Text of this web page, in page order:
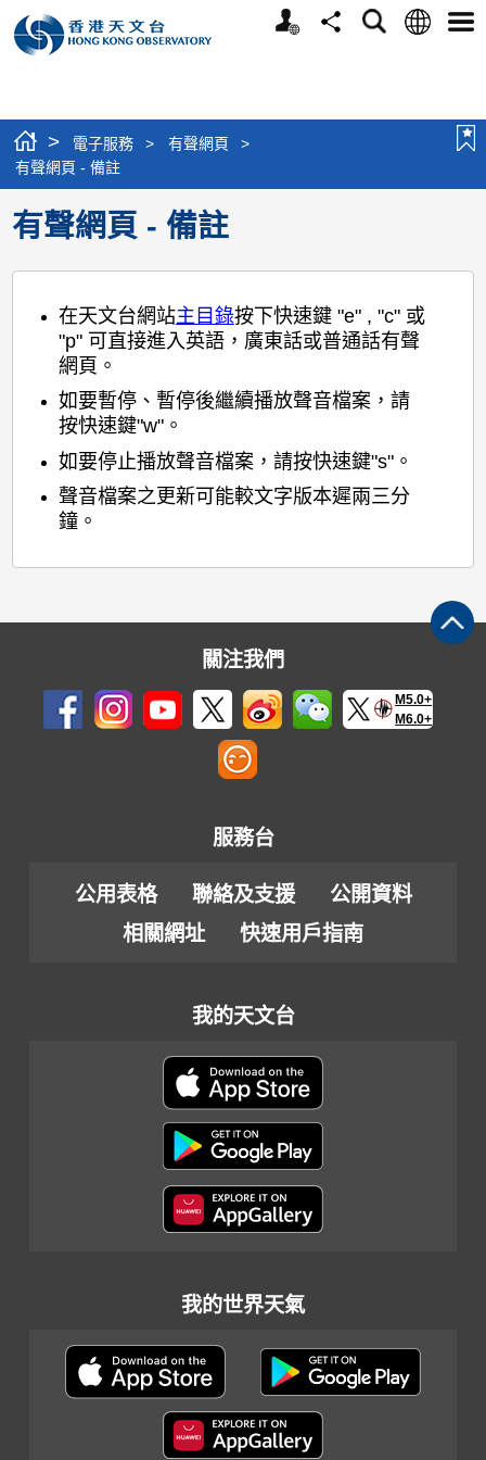
個
分
搜
語
選
> 電子服務 > 有聲網頁
>
有聲網頁 - 備註
有聲網頁 - 備註
在天文台網站主目錄按下快速鍵 "e" , "c" 或
"p" 可直接進入英語，廣東話或普通話有聲
網頁。
如要暫停、暫停後繼續播放聲音檔案，請
按快速鍵"w"。
如要停止播放聲音檔案，請按快速鍵"s"。
聲音檔案之更新可能較文字版本遲兩三分
鐘。
關注我們
M5.0+
M6.0+
服務台
公用表格 聯絡及支援
公開資料
相關網址
快速用戶指南
我的天文台
我的世界天氣